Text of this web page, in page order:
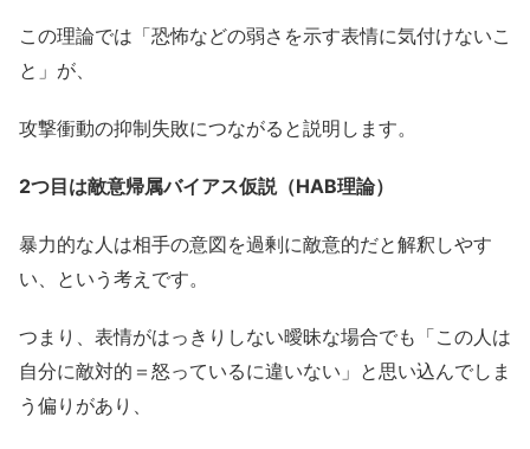
この理論では「恐怖などの弱さを示す表情に気付けないこ
と」が、
攻撃衝動の抑制失敗につながると説明します。
2つ目は敵意帰属バイアス仮説（HAB理論）
暴力的な人は相手の意図を過剰に敵意的だと解釈しやす
い、という考えです。
つまり、表情がはっきりしない曖昧な場合でも「この人は
自分に敵対的＝怒っているに違いない」と思い込んでしま
う偏りがあり、